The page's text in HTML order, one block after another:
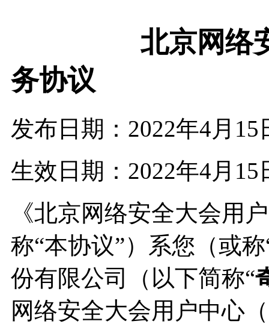
北京网络安全
务协议
发布日期：2022年4月15
生效日期：2022年4月15
《北京网络安全大会用
称“本协议”）系您（或称
份有限公司（以下简称“
网络安全大会用户中心